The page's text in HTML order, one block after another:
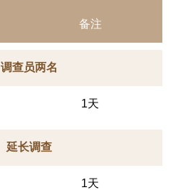
备注
调查员两名
1天
延长调查
1天